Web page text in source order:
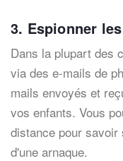
3. Espionner
Dans la plupart des
via des e-mails de
mails envoyés et
vos enfants. Vous
distance pour
d'une arnaque.